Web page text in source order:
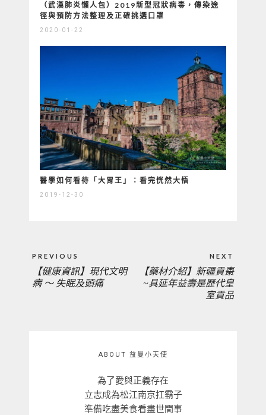
（武漢肺炎懶人包）2019新型冠狀病毒，傳染途
徑與預防方法整理及正確挑選口罩
2020-01-22
醫學如何看待「大胃王」：看完恍然大悟
2019-12-30
導
PREVIOUS
PREVIOUS
【健康資訊】現代文明
病 ～ 失眠及頭痛
NEXT
NEXT
POST:
【藥材介紹】新疆貢棗
~具延年益壽是歷代皇
室貢品
ABOUT 益曼小天使
為了愛與正義存在
立志成為松江南京扛霸子
準備吃盡美食看盡世間事